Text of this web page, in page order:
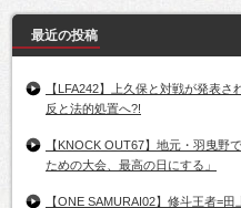
最近の投稿
【LFA242】上久保と対戦が発表
反と法的処置へ?!
【KNOCK OUT67】地元・羽曳野
ための大会、最高の日にする」
【ONE SAMURAI02】修斗王者=